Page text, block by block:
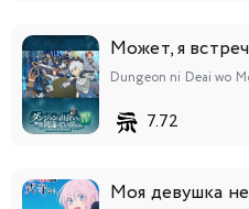
Может, я
7.72
Моя девушка